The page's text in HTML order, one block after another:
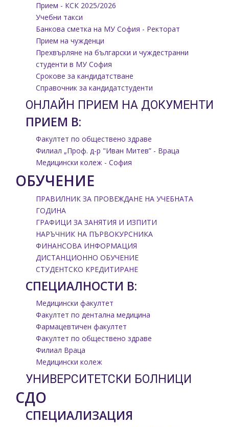
Прием - КСК 2025/2026
Учебни такси
Банкова сметка на МУ София - Ректорат
Прием на чужденци
Прехвърляне на български и чуждестранни
студенти в МУ София
Срокове за кандидатстване
Справочник за кандидатстуденти
ОНЛАЙН ПРИЕМ НА ДОКУМЕНТИ
ПРИЕМ В:
Факултет по обществено здраве
Филиал „Проф. д-р "Иван Митев” - Враца
Медицински колеж - София
ОБУЧЕНИЕ
ПРАВИЛНИК ЗА ПРОВЕЖДАНЕ НА УЧЕБНАТА
ГОДИНА
ГРАФИЦИ ЗА ЗАНЯТИЯ И ИЗПИТИ
НАРЪЧНИК НА ПЪРВОКУРСНИКА
ФИНАНСОВА ИНФОРМАЦИЯ
ДИСТАНЦИОННО ОБУЧЕНИЕ
СТУДЕНТСКО КРЕДИТИРАНЕ
СПЕЦИАЛНОСТИ В:
Медицински факултет
Факултет по дентална медицина
Фармацевтичен факултет
Факултет по обществено здраве
Филиал Враца
Медицински колеж
УНИВЕРСИТЕТСКИ БОЛНИЦИ
СДО
СПЕЦИАЛИЗАЦИЯ